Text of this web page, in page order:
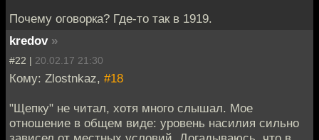
Почему оговорка? Где-то так в 1919.
kredov »
#22 | 20.02.17 21:30
Кому: Zlostnkaz, #18
"Щепку" не читал, хотя много слышал. Мое
отношение в общем виде: уровень насилия сильно